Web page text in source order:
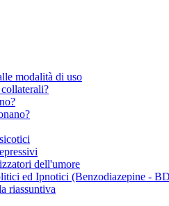
modalità di uso
dell'umore
ed Ipnotici (Benzodiazepine -
riassuntiva